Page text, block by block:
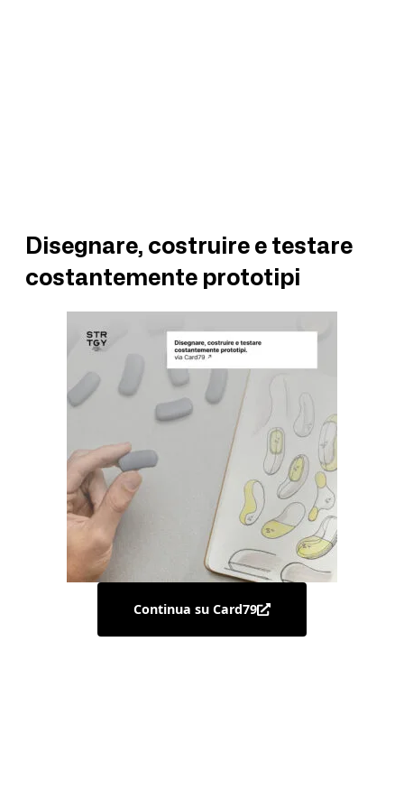
Continua su Card79
Disegnare, costruire e testare
costantemente prototipi